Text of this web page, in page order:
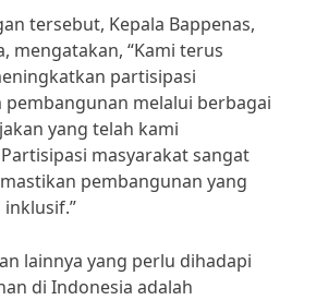
tersebut, Kepala Bappenas,
mengatakan, “Kami terus
partisipasi
pembangunan melalui berbagai
yang telah kami
masyarakat sangat
pembangunan yang
lainnya yang perlu dihadapi
di Indonesia adalah